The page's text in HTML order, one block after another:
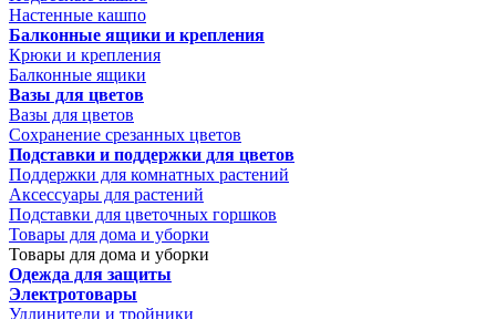
Настенные кашпо
Балконные ящики и крепления
Крюки и крепления
Балконные ящики
Вазы для цветов
Вазы для цветов
Сохранение срезанных цветов
Подставки и поддержки для цветов
Поддержки для комнатных растений
Аксессуары для растений
Подставки для цветочных горшков
Товары для дома и уборки
Товары для дома и уборки
Одежда для защиты
Электротовары
Удлинители и тройники